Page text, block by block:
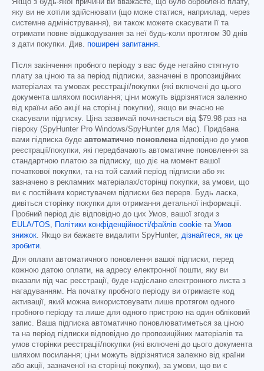
яку ви не хотіли здійснювати (що може статися, наприклад, через
системне адміністрування), ви також можете скасувати її та
отримати повне відшкодування за неї будь-коли протягом 30 днів
з дати покупки. Див. поширені запитання
Після закінчення пробного періоду з вас буде негайно стягнуто
плату за ціною та за період підписки, зазначені в пропозиційних
матеріалах та умовах реєстрації/покупки (які включені до цього
документа шляхом посилання; ціни можуть відрізнятися залежно
від країни або акції на сторінці покупки), якщо ви вчасно не
скасували підписку. Ціна зазвичай починається від $79.98 раз на
півроку (SpyHunter Pro Windows/SpyHunter для Mac). Придбана
вами підписка буде автоматично поновлена відповідно до умов
реєстрації/покупки, які передбачають автоматичне поновлення за
стандартною платою за підписку, що діє на момент вашої
початкової покупки, та на той самий період підписки або як
зазначено в рекламних матеріалах/сторінці покупки, за умови, що
ви є постійним користувачем підписки без перерв. Будь ласка,
дивіться сторінку покупки для отримання детальної інформації.
Пробний період діє відповідно до цих Умов, вашої згоди з
EULA/TOS
Політики конфіденційності/файлів cookie та Умов
знижок . Якщо ви бажаєте видалити SpyHunter, дізнайтеся, як це
зробити
Для оплати автоматичного поновлення вашої підписки, перед
кожною датою оплати, на адресу електронної пошти, яку ви
вказали під час реєстрації, буде надіслано електронного листа з
нагадуванням. На початку пробного періоду ви отримаєте код
активації, який можна використовувати лише протягом одного
пробного періоду та лише для одного пристрою на один обліковий
запис. Ваша підписка автоматично поновлюватиметься за ціною
та на період підписки відповідно до пропозиційних матеріалів та
умов сторінки реєстрації/покупки (які включені до цього документа
шляхом посилання; ціни можуть відрізнятися залежно від країни
або акції, зазначеної на сторінці покупки), за умови, що ви є